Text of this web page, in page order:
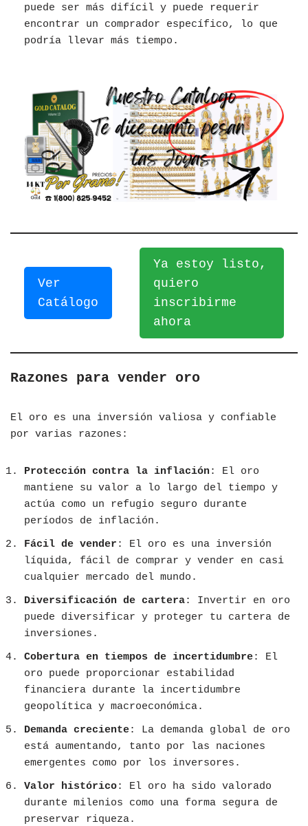
puede ser más difícil y puede requerir
encontrar un comprador específico, lo que
podría llevar más tiempo.
Ver
Catálogo
Ya estoy listo,
quiero
inscribirme
ahora
Razones para vender oro
El oro es una inversión valiosa y confiable
por varias razones:
Protección contra la inflación : El oro
mantiene su valor a lo largo del tiempo y
actúa como un refugio seguro durante
períodos de inflación.
Fácil de vender : El oro es una inversión
líquida, fácil de comprar y vender en casi
cualquier mercado del mundo.
Diversificación de cartera: Invertir en oro
puede diversificar y proteger tu cartera de
inversiones.
Cobertura en tiempos de incertidumbre: El
oro puede proporcionar estabilidad
financiera durante la incertidumbre
geopolítica y macroeconómica.
Demanda creciente: La demanda global de oro
está aumentando, tanto por las naciones
emergentes como por los inversores.
Valor histórico: El oro ha sido valorado
durante milenios como una forma segura de
preservar riqueza.